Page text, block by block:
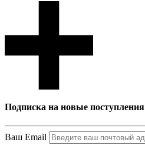
Подписка на новые поступления
Ваш Email